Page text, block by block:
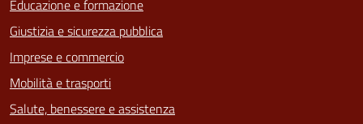
Educazione e formazione
Giustizia e sicurezza pubblica
Imprese e commercio
Mobilità e trasporti
Salute, benessere e assistenza